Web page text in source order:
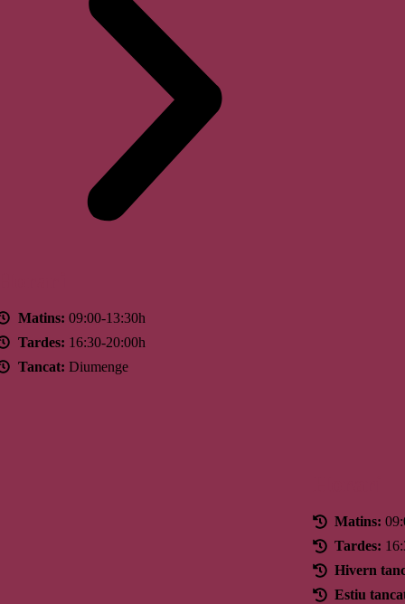
Matins: 09:00-13:30h
Tardes: 16:30-20:00h
Tancat: Diumenge
Matins:
Tardes:
Hivern
Estiu